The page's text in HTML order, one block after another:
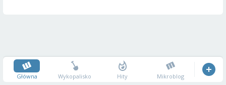
Główna Wykopalisko Hity Mikroblog